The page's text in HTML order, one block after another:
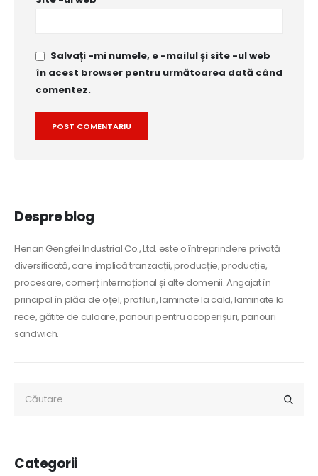
Salvați -mi numele, e -mailul și site -ul web
în acest browser pentru următoarea dată când
comentez.
Despre blog
Henan Gengfei Industrial Co., Ltd. este o întreprindere privată
diversificată, care implică tranzacții, producție, producție,
procesare, comerț internațional și alte domenii. Angajat în
principal în plăci de oțel, profiluri, laminate la cald, laminate la
rece, gătite de culoare, panouri pentru acoperișuri, panouri
sandwich.
Categorii